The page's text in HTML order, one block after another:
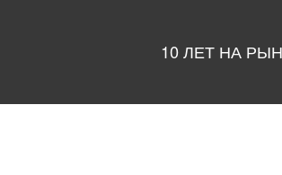
10 ЛЕТ НА